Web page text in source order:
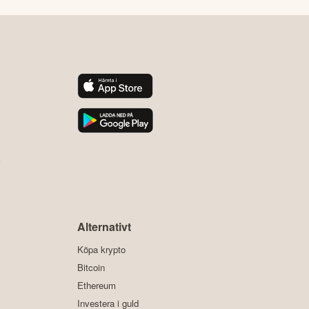
Alternativt
Köpa krypto
Bitcoin
Ethereum
Investera i guld